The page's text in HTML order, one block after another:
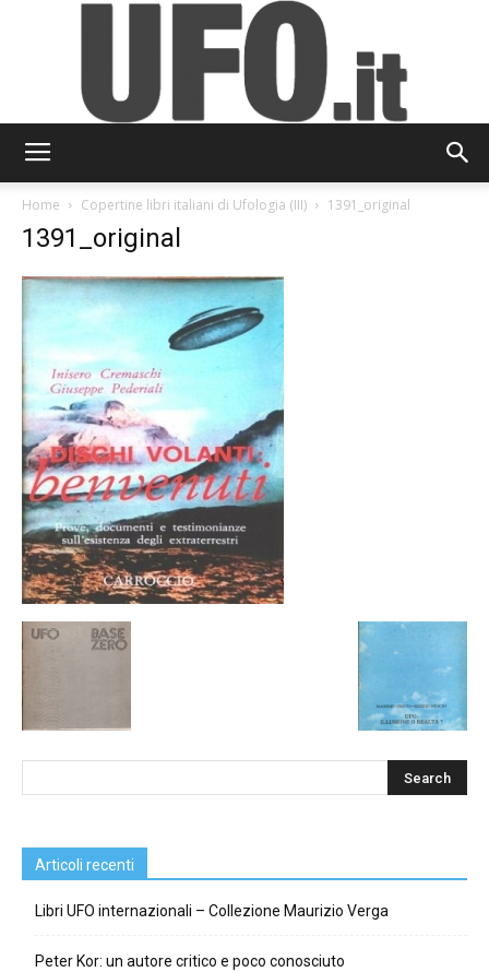
Home Copertine libri italiani di Ufologia (III) 1391_original
1391_original
Articoli recenti
Libri UFO internazionali – Collezione Maurizio Verga
Peter Kor: un autore critico e poco conosciuto